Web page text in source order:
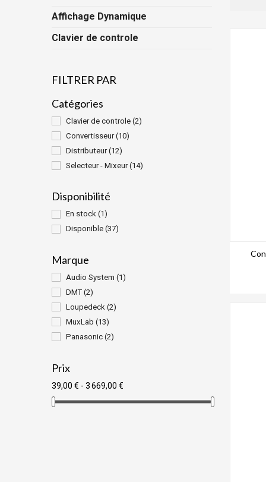
Affichage Dynamique
Clavier de controle
FILTRER PAR
Catégories
Clavier de controle (2)
Convertisseur(10)
Distributeur(12)
Selecteur - Mixeur(14)
Disponibilité
En stock (1)
Disponible (37)
Marque
Audio System (1)
DMT (2)
Loupedeck (2)
MuxLab (13)
Panasonic (2)
Prix
39,00 € - 3 669,00 €